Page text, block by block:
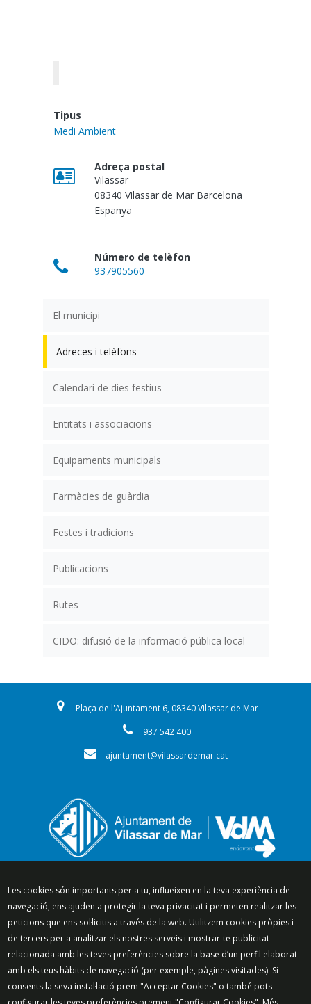
El municipi
Adreces i telèfons
Calendari de dies festius
Entitats i associacions
Equipaments municipals
Farmàcies de guàrdia
Festes i tradicions
Publicacions
Rutes
CIDO: difusió de la informació pública local
Tipus
Medi Ambient
Adreça postal
Vilassar
08340 Vilassar de Mar Barcelona
Espanya
Número de telèfon
937905560
Plaça de l'Ajuntament 6, 08340 Vilassar de Mar
937 542 400
ajuntament@vilassardemar.cat
Segueix-nos a:
Mapa del lloc
Política de Privacitat
Política de Xarxes Socials
Política de cookies
Protecció de dades
Avís legal Contacte
Les cookies són importants per a tu, influeixen en la teva experiència de
navegació, ens ajuden a protegir la teva privacitat i permeten realitzar les
peticions que ens sol·licitis a través de la web. Utilitzem cookies pròpies i
de tercers per a analitzar els nostres serveis i mostrar-te publicitat
relacionada amb les teves preferències sobre la base d’un perfil elaborat
amb els teus hàbits de navegació (per exemple, pàgines visitades). Si
consents la seva instal·lació prem "Acceptar Cookies" o també pots